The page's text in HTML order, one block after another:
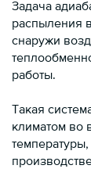
Задача
распыления
снаружи
работы.
Такая
климатом во